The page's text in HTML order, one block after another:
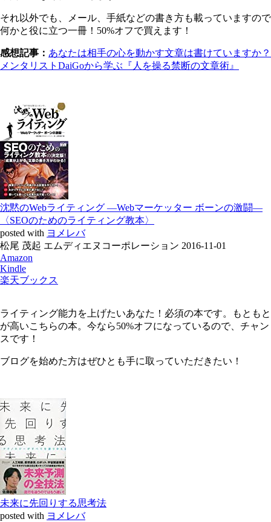
それ以外でも、メール、手紙などの書き方も載っていますので
何かと役に立つ一冊！50%オフで買えます！
感想記事： あなたは相手の心を動かす文章は書けていますか？
メンタリストDaiGoから学ぶ『人を操る禁断の文章術』
沈黙のWebライティング —Webマーケッター ボーンの激闘—
〈SEOのためのライティング教本〉
posted with ヨメレバ
松尾 茂起 エムディエヌコーポレーション 2016-11-01
Amazon
Kindle
楽天ブックス
ライティング能力を上げたいあなた！必須の本です。もともと
が高いこちらの本。今なら50%オフになっているので、チャン
スです！
ブログを始めた方はぜひとも手に取っていただきたい！
未来に先回りする思考法
posted with ヨメレバ